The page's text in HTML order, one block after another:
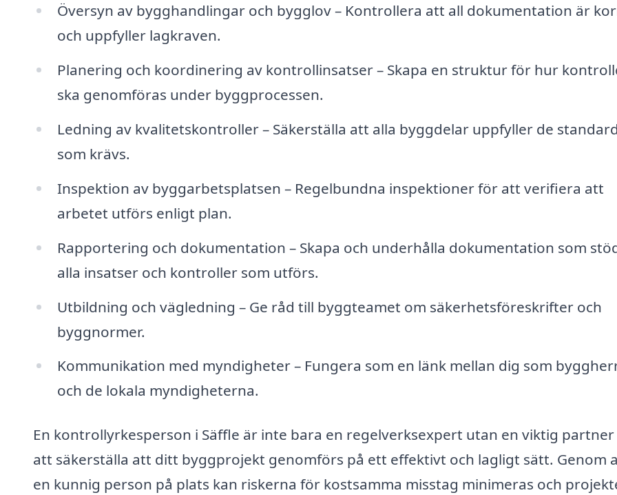
Översyn av bygghandlingar och bygglov – Kontrollera att all dokumentation är
och uppfyller lagkraven.
Planering och koordinering av kontrollinsatser – Skapa en struktur för hur
ska genomföras under byggprocessen.
Ledning av kvalitetskontroller – Säkerställa att alla byggdelar uppfyller de
som krävs.
Inspektion av byggarbetsplatsen – Regelbundna inspektioner för att verifiera att
arbetet utförs enligt plan.
Rapportering och dokumentation – Skapa och underhålla dokumentation som
alla insatser och kontroller som utförs.
Utbildning och vägledning – Ge råd till byggteamet om säkerhetsföreskrifter och
byggnormer.
Kommunikation med myndigheter – Fungera som en länk mellan dig som
och de lokala myndigheterna.
En kontrollyrkesperson i Säffle är inte bara en regelverksexpert utan en viktig
att säkerställa att ditt byggprojekt genomförs på ett effektivt och lagligt sätt. Genom
en kunnig person på plats kan riskerna för kostsamma misstag minimeras och